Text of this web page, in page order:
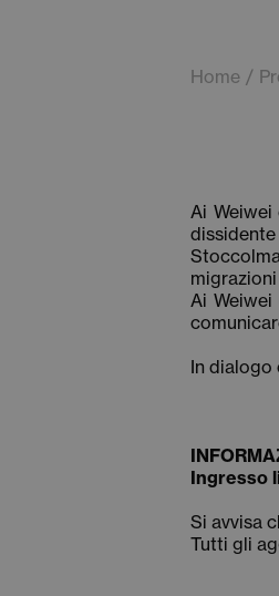
Home
Ai
Ai
In dialogo
Ingresso
Si avvisa
Tutti gli